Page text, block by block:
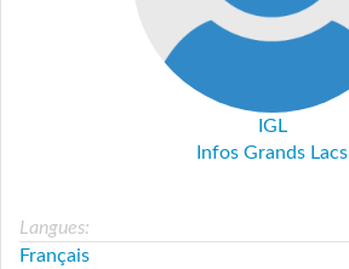
IGL
Infos Grands Lacs
Langues:
Français